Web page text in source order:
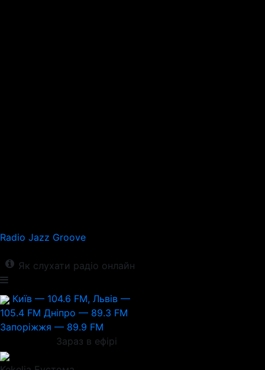
Radio Jazz Groove
Як слухати радіо онлайн
Київ — 104.6 FM, Львів —
105.4 FM Дніпро — 89.3 FM
Запоріжжя — 89.9 FM
Зараз в ефірі